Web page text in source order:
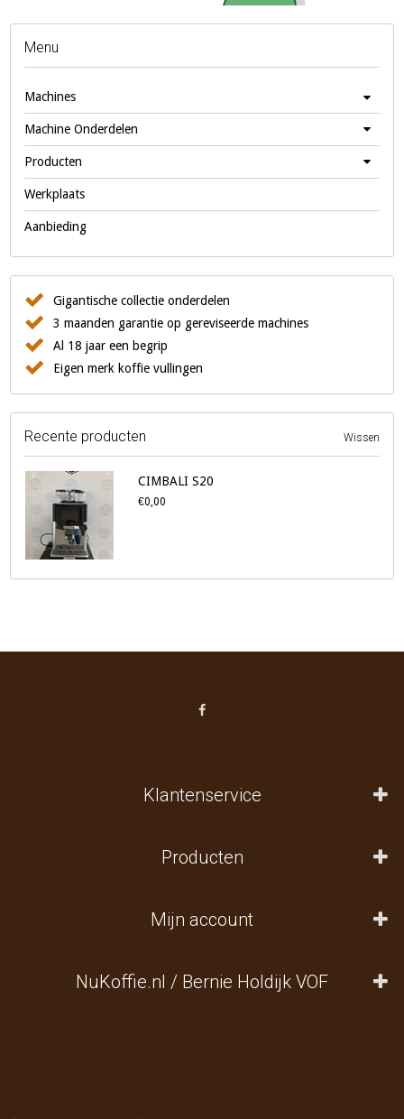
Menu
Machines
Machine Onderdelen
Producten
Werkplaats
Aanbieding
Gigantische collectie onderdelen
3 maanden garantie op gereviseerde machines
Al 18 jaar een begrip
Eigen merk koffie vullingen
Recente producten Wissen
CIMBALI S20
€0,00
Klantenservice
Producten
Mijn account
NuKoffie.nl / Bernie Holdijk VOF